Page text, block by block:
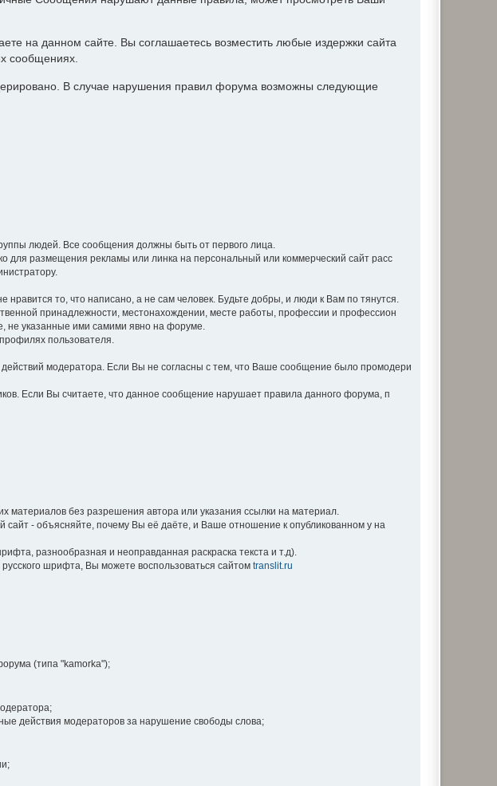
на данном сайте. Вы соглашаетесь возместить любые издержки сайта
сообщениях.
В случае нарушения правил форума возможны следующие
людей. Все сообщения должны быть от первого лица.
для размещения рекламы или линка на персональный или коммерческий сайт расс
то, что написано, а не сам человек. Будьте добры, и люди к Вам по тянутся.
принадлежности, местонахождении, месте работы, профессии и профессион
не указанные ими самими явно на форуме.
пользователя.
модератора. Если Вы не согласны с тем, что Ваше сообщение было промодери
Если Вы считаете, что данное сообщение нарушает правила данного форума, п
материалов без разрешения автора или указания ссылки на материал.
сайт - объясняйте, почему Вы её даёте, и Ваше отношение к опубликованном у на
разнообразная и неоправданная раскраска текста и т.д).
шрифта, Вы можете воспользоваться сайтом translit.ru
(типа "kamorka");
действия модераторов за нарушение свободы слова;